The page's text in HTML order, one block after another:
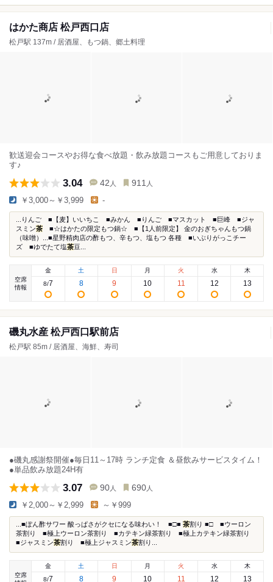
はかた商店 松戸西口店
松戸駅 137m / 居酒屋、もつ鍋、郷土料理
歓送迎会コースやお得な食べ放題・飲み放題コースもご用意しておりま
す♪
3.04 42 人 911 人
￥3,000～￥3,999 -
...りんご ■【麦】いいちこ ■みかん ■りんご ■マスカット ■巨峰 ■ジャ
スミン茶 ■☆はかたの限定もつ鍋☆ ■【1人前限定】 金のおぎちゃんもつ鍋
（味噌）...■星野精肉店の酢もつ、辛もつ、塩もつ 各種 ■いぶりがっこチー
ズ ■ゆでたて塩茶豆...
空席
情報
金
8/7
土
8
日
9
月
10
火
11
水
12
木
13
磯丸水産 松戸西口駅前店
松戸駅 85m / 居酒屋、海鮮、寿司
●磯丸感謝祭開催●毎日11～17時 ランチ定食 ＆昼飲みサービスタイム！
●単品飲み放題24H有
3.07 90 人 690 人
￥2,000～￥2,999 ～￥999
...■ぽん酢サワー 酸っぱさがクセになる味わい！ ■□■ 茶割り ■□ ■ウーロン
茶割り ■極上ウーロン茶割り ■カテキン緑茶割り ■極上カテキン緑茶割り
■ジャスミン茶割り ■極上ジャスミン茶割り...
空席
金
8/7
土
8
日
9
月
10
火
11
水
12
木
13